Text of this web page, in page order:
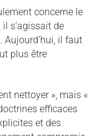
concerne le
s’agissait de
Aujourd’hui, il faut
plus être
nettoyer », mais «
efficaces
et des